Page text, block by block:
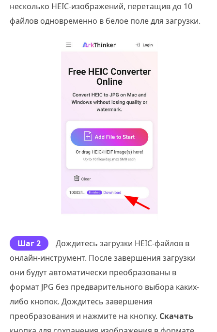
несколько HEIC-изображений, перетащив до 10
файлов одновременно в белое поле для загрузки.
Шаг 2
Дождитесь загрузки HEIC-файлов в
онлайн-инструмент. После завершения загрузки
они будут автоматически преобразованы в
формат JPG без предварительного выбора каких-
либо кнопок. Дождитесь завершения
преобразования и нажмите на кнопку. Скачать